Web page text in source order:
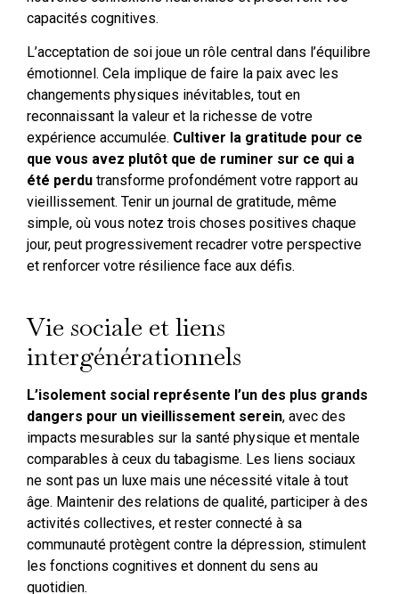
capacités cognitives.
L’acceptation de soi joue un rôle central dans l’équilibre
émotionnel. Cela implique de faire la paix avec les
changements physiques inévitables, tout en
reconnaissant la valeur et la richesse de votre
expérience accumulée. Cultiver la gratitude pour ce
que vous avez plutôt que de ruminer sur ce qui a
été perdu transforme profondément votre rapport au
vieillissement. Tenir un journal de gratitude, même
simple, où vous notez trois choses positives chaque
jour, peut progressivement recadrer votre perspective
et renforcer votre résilience face aux défis.
Vie sociale et liens
intergénérationnels
L’isolement social représente l’un des plus grands
dangers pour un vieillissement serein, avec des
impacts mesurables sur la santé physique et mentale
comparables à ceux du tabagisme. Les liens sociaux
ne sont pas un luxe mais une nécessité vitale à tout
âge. Maintenir des relations de qualité, participer à des
activités collectives, et rester connecté à sa
communauté protègent contre la dépression, stimulent
les fonctions cognitives et donnent du sens au
quotidien.